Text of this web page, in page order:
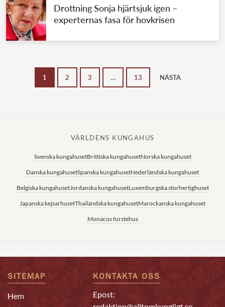
Drottning Sonja hjärtsjuk igen –
experternas fasa för hovkrisen
1 2 3 … 13 NÄSTA
VÄRLDENS KUNGAHUS
Svenska kungahusetBrittiska kungahusetNorska kungahuset
Danska kungahusetSpanska kungahusetNederländska kungahuset
Belgiska kungahusetJordanska kungahusetLuxemburgska storhertighuset
Japanska kejsarhusetThailändska kungahusetMarockanska kungahuset
Monacos furstehus
SITEMAP
Hem
KONTAKTA OSS
Epost: